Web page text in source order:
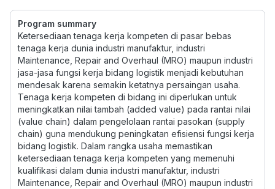
Program summary
Ketersediaan tenaga kerja kompeten di pasar bebas
tenaga kerja dunia industri manufaktur, industri
Maintenance, Repair and Overhaul (MRO) maupun industri
jasa-jasa fungsi kerja bidang logistik menjadi kebutuhan
mendesak karena semakin ketatnya persaingan usaha.
Tenaga kerja kompeten di bidang ini diperlukan untuk
meningkatkan nilai tambah (added value) pada rantai nilai
(value chain) dalam pengelolaan rantai pasokan (supply
chain) guna mendukung peningkatan efisiensi fungsi kerja
bidang logistik. Dalam rangka usaha memastikan
ketersediaan tenaga kerja kompeten yang memenuhi
kualifikasi dalam dunia industri manufaktur, industri
Maintenance, Repair and Overhaul (MRO) maupun industri